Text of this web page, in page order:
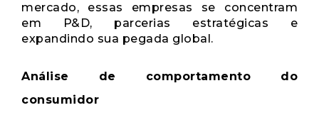
mercado, essas empresas se concentram
em P&D, parcerias estratégicas e
expandindo sua pegada global.
Análise de comportamento do
consumidor